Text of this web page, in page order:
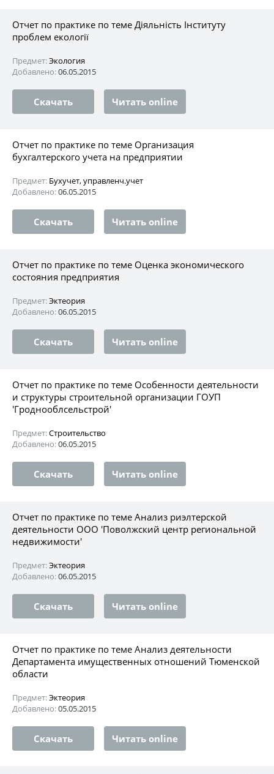
Отчет по практике по теме Діяльність Інституту
проблем екології
Предмет:Экология
Добавлено:06.05.2015
Скачать Читать online
Отчет по практике по теме Организация
бухгалтерского учета на предприятии
Предмет: Бухучет, управленч.учет
Добавлено:06.05.2015
Скачать Читать online
Отчет по практике по теме Оценка экономического
состояния предприятия
Предмет:Эктеория
Добавлено:06.05.2015
Скачать Читать online
Отчет по практике по теме Особенности деятельности
и структуры строительной организации ГОУП
'Гроднооблсельстрой'
Предмет:Строительство
Добавлено:06.05.2015
Скачать Читать online
Отчет по практике по теме Анализ риэлтерской
деятельности ООО 'Поволжский центр региональной
недвижимости'
Предмет:Эктеория
Добавлено:06.05.2015
Скачать Читать online
Отчет по практике по теме Анализ деятельности
Департамента имущественных отношений Тюменской
области
Предмет:Эктеория
Добавлено:05.05.2015
Скачать Читать online